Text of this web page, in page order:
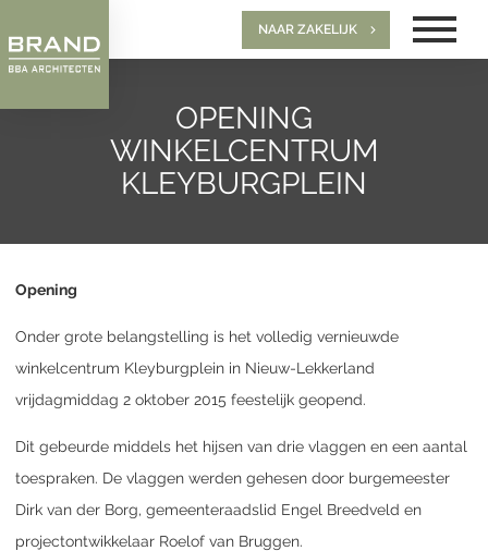
NAAR ZAKELIJK
OPENING
WINKELCENTRUM
KLEYBURGPLEIN
Opening
Onder grote belangstelling is het volledig vernieuwde
winkelcentrum Kleyburgplein in Nieuw-Lekkerland
vrijdagmiddag 2 oktober 2015 feestelijk geopend.
Dit gebeurde middels het hijsen van drie vlaggen en een aantal
toespraken. De vlaggen werden gehesen door burgemeester
Dirk van der Borg, gemeenteraadslid Engel Breedveld en
projectontwikkelaar Roelof van Bruggen.